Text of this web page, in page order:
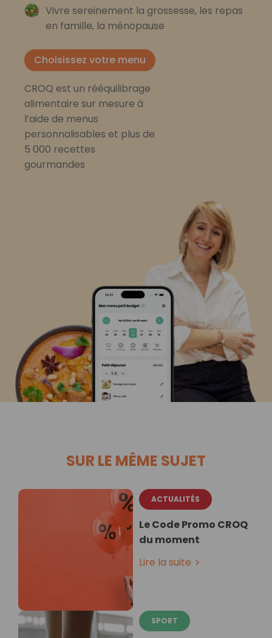
Vivre sereinement la grossesse, les repas
en famille, la ménopause
Choisissez votre menu
CROQ est un rééquilibrage
alimentaire sur mesure à
l’aide de menus
personnalisables et plus de
5 000 recettes
gourmandes
SUR LE MÊME SUJET
ACTUALITÉS
Le Code Promo CROQ
du moment
Lire la suite
SPORT